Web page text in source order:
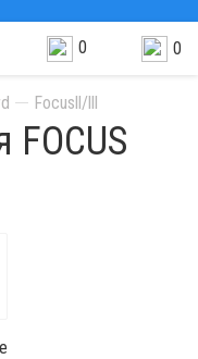
0 0
Focusll/lll